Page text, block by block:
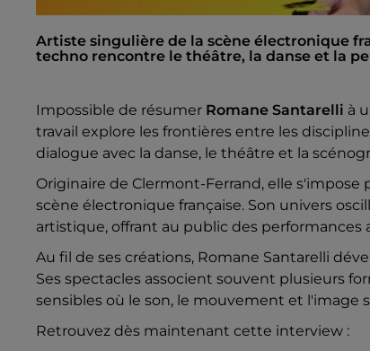
Artiste singulière de la scène électronique
techno rencontre le théâtre, la danse et la
Impossible de résumer Romane Santarelli à
travail explore les frontières entre les
dialogue avec la danse, le théâtre et la
Originaire de Clermont-Ferrand, elle
scène électronique française. Son univers
artistique, offrant au public des
Au fil de ses créations, Romane Santarelli
Ses spectacles associent souvent plusieurs
sensibles où le son, le mouvement et l'image
Retrouvez dès maintenant cette interview :